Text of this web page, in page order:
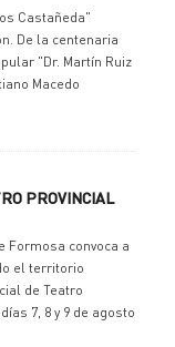
Castañeda"
De la centenaria
"Dr. Martín Ruiz
Macedo
PROVINCIAL
Formosa convoca a
el territorio
de Teatro
7, 8 y 9 de agosto